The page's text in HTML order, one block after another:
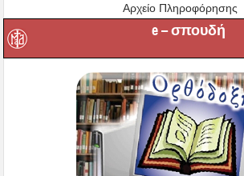
Αρχείο Πληροφόρησης
e – σπουδή